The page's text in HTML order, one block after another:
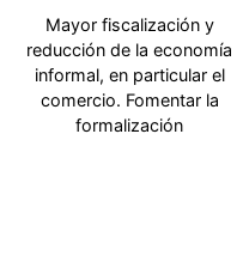
Mayor fiscalización y
reducción de la economía
informal, en particular el
comercio. Fomentar la
formalización